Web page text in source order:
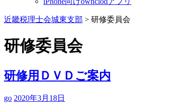
近畿税理士会城東支部 > 研修委員会
研修委員会
研修用ＤＶＤご案内
go 2020年3月18日